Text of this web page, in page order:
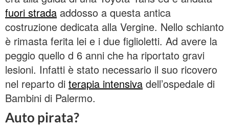
fuori strada addosso a questa antica
costruzione dedicata alla Vergine. Nello schianto
è rimasta ferita lei e i due figlioletti. Ad avere la
peggio quello d 6 anni che ha riportato gravi
lesioni. Infatti è stato necessario il suo ricovero
nel reparto di terapia intensiva dell’ospedale di
Bambini di Palermo.
Auto pirata?